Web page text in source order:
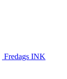
Fredags INK